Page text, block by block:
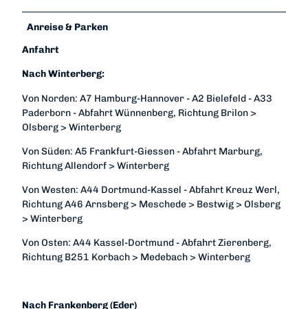
Anreise & Parken
Anfahrt
Nach Winterberg:
Von Norden: A7 Hamburg-Hannover - A2 Bielefeld - A33
Paderborn - Abfahrt Wünnenberg, Richtung Brilon >
Olsberg > Winterberg
Von Süden: A5 Frankfurt-Giessen - Abfahrt Marburg,
Richtung Allendorf > Winterberg
Von Westen: A44 Dortmund-Kassel - Abfahrt Kreuz Werl,
Richtung A46 Arnsberg > Meschede > Bestwig > Olsberg
> Winterberg
Von Osten: A44 Kassel-Dortmund - Abfahrt Zierenberg,
Richtung B251 Korbach > Medebach > Winterberg
Nach Frankenberg (Eder)